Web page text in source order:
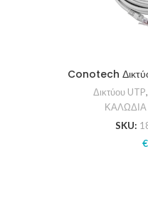
Conotech
Δικτύου UTP,
ΚΑΛΩΔΙΑ
SKU:
€